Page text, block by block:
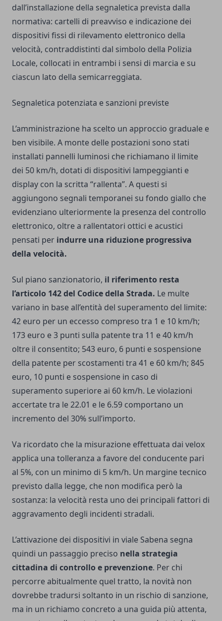
dall’installazione della segnaletica prevista dalla
normativa: cartelli di preavviso e indicazione dei
dispositivi fissi di rilevamento elettronico della
velocità, contraddistinti dal simbolo della Polizia
Locale, collocati in entrambi i sensi di marcia e su
ciascun lato della semicarreggiata.
Segnaletica potenziata e sanzioni previste
L’amministrazione ha scelto un approccio graduale e
ben visibile. A monte delle postazioni sono stati
installati pannelli luminosi che richiamano il limite
dei 50 km/h, dotati di dispositivi lampeggianti e
display con la scritta “rallenta”. A questi si
aggiungono segnali temporanei su fondo giallo che
evidenziano ulteriormente la presenza del controllo
elettronico, oltre a rallentatori ottici e acustici
pensati per indurre una riduzione progressiva
della velocità.
Sul piano sanzionatorio, il riferimento resta
l’articolo 142 del Codice della Strada. Le multe
variano in base all’entità del superamento del limite:
42 euro per un eccesso compreso tra 1 e 10 km/h;
173 euro e 3 punti sulla patente tra 11 e 40 km/h
oltre il consentito; 543 euro, 6 punti e sospensione
della patente per scostamenti tra 41 e 60 km/h; 845
euro, 10 punti e sospensione in caso di
superamento superiore ai 60 km/h. Le violazioni
accertate tra le 22.01 e le 6.59 comportano un
incremento del 30% sull’importo.
Va ricordato che la misurazione effettuata dai velox
applica una tolleranza a favore del conducente pari
al 5%, con un minimo di 5 km/h. Un margine tecnico
previsto dalla legge, che non modifica però la
sostanza: la velocità resta uno dei principali fattori di
aggravamento degli incidenti stradali.
L’attivazione dei dispositivi in viale Sabena segna
quindi un passaggio preciso nella strategia
cittadina di controllo e prevenzione. Per chi
percorre abitualmente quel tratto, la novità non
dovrebbe tradursi soltanto in un rischio di sanzione,
ma in un richiamo concreto a una guida più attenta,